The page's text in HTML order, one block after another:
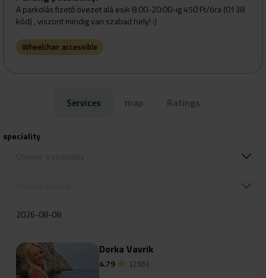
Szolgáltatásaink: fodrászat, hajgyógyászat, kozmetika, manikűr,
masszázs, smink, szempilla hosszabbítás, testkezelések
ezért kérünk olvasd el figyelmesen:
https://www.marinastudio.hu/hazirend
A parkolás fizető övezet alá esik 8:00-20:00-ig 450 Ft/óra (0138
kód) , viszont mindig van szabad hely! :)
Wheelchair accessible
Services map Ratings
speciality
Dorka Vavrik
4.79
(295)